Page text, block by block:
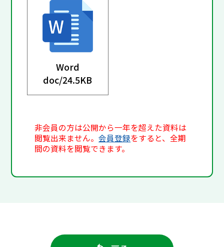
Word
doc/24.5KB
非会員の方は公開から一年を超えた資料は
閲覧出来ません。会員登録をすると、全期
間の資料を閲覧できます。